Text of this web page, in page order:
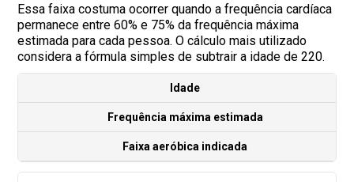
Essa faixa costuma ocorrer quando a frequência cardíaca
permanece entre 60% e 75% da frequência máxima
estimada para cada pessoa. O cálculo mais utilizado
considera a fórmula simples de subtrair a idade de 220.
Idade
Frequência máxima estimada
Faixa aeróbica indicada